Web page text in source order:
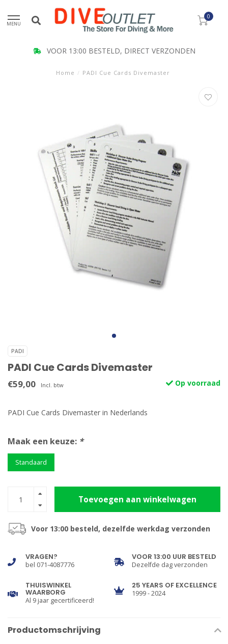
MENU
0
VOOR 13:00 BESTELD, DIRECT VERZONDEN
Home / PADI Cue Cards Divemaster
PADI
PADI Cue Cards Divemaster
€59,00 Incl. btw Op voorraad
PADI Cue Cards Divemaster in Nederlands
Maak een keuze: *
Standaard
Toevoegen aan winkelwagen
Voor 13:00 besteld, dezelfde werkdag verzonden
VRAGEN?
bel 071-4087776
VOOR 13:00 UUR BESTELD
Dezelfde dag verzonden
THUISWINKEL
WAARBORG
Al 9 jaar gecertificeerd!
25 YEARS OF EXCELLENCE
1999 - 2024
Productomschrijving